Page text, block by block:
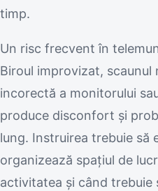
timp.
Un risc frecvent în
Biroul improvizat,
incorectă a monitorului
produce disconfort și
lung. Instruirea trebuie să
organizează spațiul de
activitatea și când trebuie